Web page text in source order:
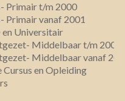
Primair t/m 2000
Primair vanaf 2001
Universitair
Middelbaar t/m 2000
Middelbaar vanaf 2001
Cursus en Opleiding